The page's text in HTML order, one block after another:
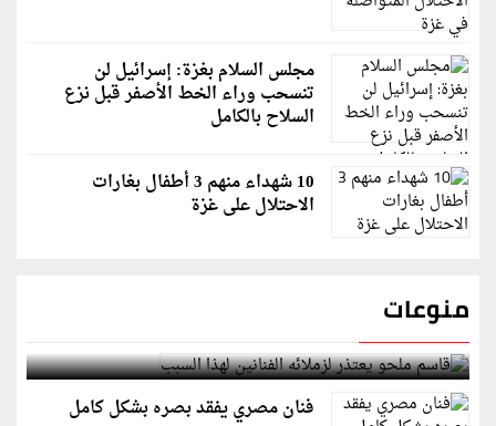
مجلس السلام بغزة: إسرائيل لن
تنسحب وراء الخط الأصفر قبل نزع
السلاح بالكامل
10 شهداء منهم 3 أطفال بغارات
الاحتلال على غزة
منوعات
قاسم ملحو يعتذر لزملائه الفنانين لهذا السبب
فنان مصري يفقد بصره بشكل كامل